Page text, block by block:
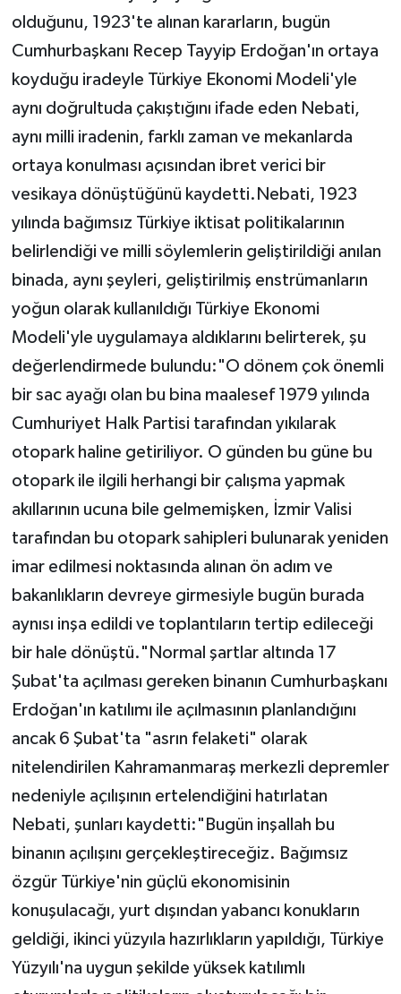
olduğunu, 1923'te alınan kararların, bugün
Cumhurbaşkanı Recep Tayyip Erdoğan'ın ortaya
koyduğu iradeyle Türkiye Ekonomi Modeli'yle
aynı doğrultuda çakıştığını ifade eden Nebati,
aynı milli iradenin, farklı zaman ve mekanlarda
ortaya konulması açısından ibret verici bir
vesikaya dönüştüğünü kaydetti.Nebati, 1923
yılında bağımsız Türkiye iktisat politikalarının
belirlendiği ve milli söylemlerin geliştirildiği anılan
binada, aynı şeyleri, geliştirilmiş enstrümanların
yoğun olarak kullanıldığı Türkiye Ekonomi
Modeli'yle uygulamaya aldıklarını belirterek, şu
değerlendirmede bulundu:"O dönem çok önemli
bir sac ayağı olan bu bina maalesef 1979 yılında
Cumhuriyet Halk Partisi tarafından yıkılarak
otopark haline getiriliyor. O günden bu güne bu
otopark ile ilgili herhangi bir çalışma yapmak
akıllarının ucuna bile gelmemişken, İzmir Valisi
tarafından bu otopark sahipleri bulunarak yeniden
imar edilmesi noktasında alınan ön adım ve
bakanlıkların devreye girmesiyle bugün burada
aynısı inşa edildi ve toplantıların tertip edileceği
bir hale dönüştü."Normal şartlar altında 17
Şubat'ta açılması gereken binanın Cumhurbaşkanı
Erdoğan'ın katılımı ile açılmasının planlandığını
ancak 6 Şubat'ta "asrın felaketi" olarak
nitelendirilen Kahramanmaraş merkezli depremler
nedeniyle açılışının ertelendiğini hatırlatan
Nebati, şunları kaydetti:"Bugün inşallah bu
binanın açılışını gerçekleştireceğiz. Bağımsız
özgür Türkiye'nin güçlü ekonomisinin
konuşulacağı, yurt dışından yabancı konukların
geldiği, ikinci yüzyıla hazırlıkların yapıldığı, Türkiye
Yüzyılı'na uygun şekilde yüksek katılımlı